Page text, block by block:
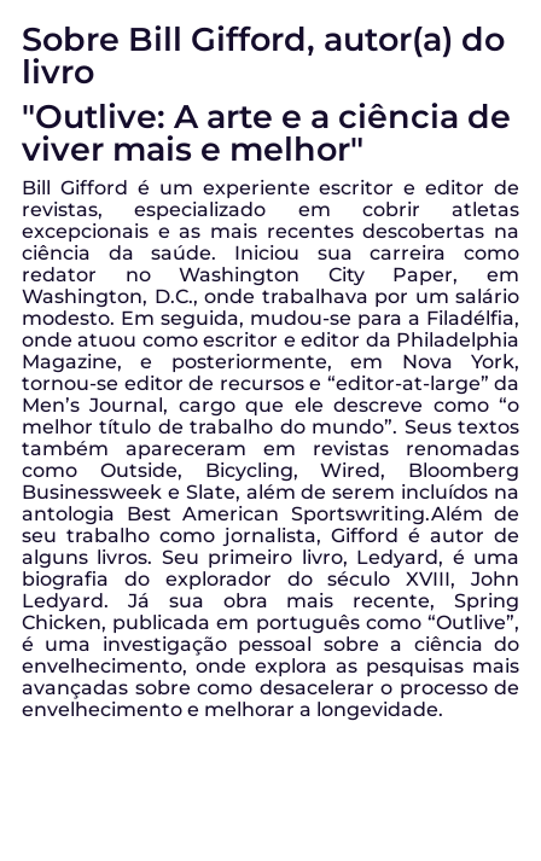
Sobre Bill Gifford, autor(a) do
livro
"Outlive: A arte e a ciência de
viver mais e melhor"
Bill Gifford é um experiente escritor e editor de
revistas, especializado em cobrir atletas
excepcionais e as mais recentes descobertas na
ciência da saúde. Iniciou sua carreira como
redator no Washington City Paper, em
Washington, D.C., onde trabalhava por um salário
modesto. Em seguida, mudou-se para a Filadélfia,
onde atuou como escritor e editor da Philadelphia
Magazine, e posteriormente, em Nova York,
tornou-se editor de recursos e “editor-at-large” da
Men’s Journal, cargo que ele descreve como “o
melhor título de trabalho do mundo”. Seus textos
também apareceram em revistas renomadas
como Outside, Bicycling, Wired, Bloomberg
Businessweek e Slate, além de serem incluídos na
antologia Best American Sportswriting.Além de
seu trabalho como jornalista, Gifford é autor de
alguns livros. Seu primeiro livro, Ledyard, é uma
biografia do explorador do século XVIII, John
Ledyard. Já sua obra mais recente, Spring
Chicken, publicada em português como “Outlive”,
é uma investigação pessoal sobre a ciência do
envelhecimento, onde explora as pesquisas mais
avançadas sobre como desacelerar o processo de
envelhecimento e melhorar a longevidade.